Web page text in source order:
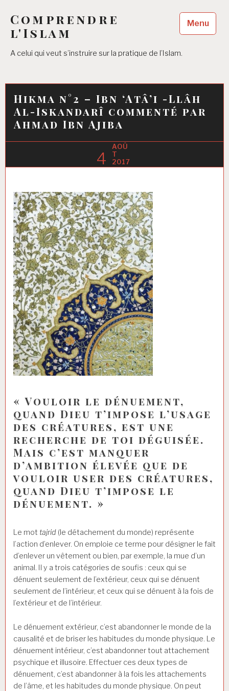
contenu
principal
Comprendre
l'Islam
A celui qui veut s’instruire sur la pratique de l’Islam.
Menu
Hikma n°2 – Ibn ‘Atâ’i -Llâh
Al-Iskandarî commenté par
Ahmad Ibn Ajiba
4
AOÛ
T
2017
« Vouloir le dénuement,
quand Dieu t’impose l’usage
des créatures, est une
recherche de toi déguisée.
Mais c’est manquer
d’ambition élevée que de
vouloir user des créatures,
quand Dieu t’impose le
dénuement. »
Le mot tajrid (le détachement du monde) représente
l’action d’enlever. On emploie ce terme pour désigner le fait
d’enlever un vêtement ou bien, par exemple, la mue d’un
animal. Il y a trois catégories de soufis : ceux qui se
dénuent seulement de l’extérieur, ceux qui se dénuent
seulement de l’intérieur, et ceux qui se dénuent à la fois de
l’extérieur et de l’intérieur.
Le dénuement extérieur, c’est abandonner le monde de la
causalité et de briser les habitudes du monde physique. Le
dénuement intérieur, c’est abandonner tout attachement
psychique et illusoire. Effectuer ces deux types de
dénuement, c’est abandonner à la fois les attachements
de l’âme, et les habitudes du monde physique. On peut